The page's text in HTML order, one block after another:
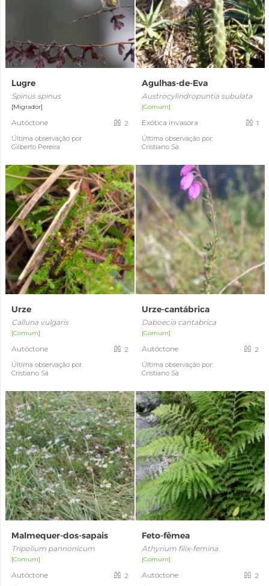
Lugre
Spinus spinus
[Migrador]
Autóctone
Última observação por:
Gilberto Pereira
2
Agulhas-de-Eva
Austrocylindropuntia subulata
[Comum]
Exótica invasora
Última observação por:
Cristiano Sá
1
Urze
Calluna vulgaris
[Comum]
Autóctone
Última observação por:
Cristiano Sá
2
Urze-cantábrica
Daboecia cantabrica
[Comum]
Autóctone
Última observação por:
Cristiano Sá
2
Malmequer-dos-sapais
Tripolium pannonicum
[Comum]
Autóctone 2
Feto-fêmea
Athyrium filix-femina
[Comum]
Autóctone 2